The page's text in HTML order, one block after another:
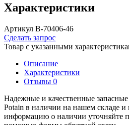
Характеристики
Артикул B-70406-46
Сделать запрос
Товар с указанными
Описание
Характеристики
Отзывы 0
Надежные и качественные
Potain в наличии на нашем складе и
информацию о наличии уточняйте